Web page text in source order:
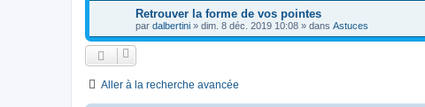
Retrouver la forme de vos pointes
par dalbertini » dim. 8 déc. 2019 10:08 » dans Astuces
Aller à la recherche avancée